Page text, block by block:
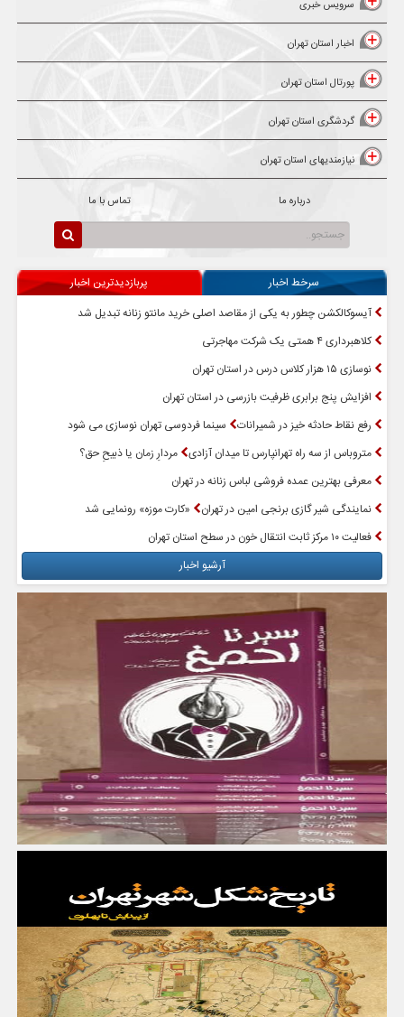
سرویس خبری
اخبار استان تهران
پورتال استان تهران
گردشگری استان تهران
نیازمندیهای استان تهران
درباره ما تماس با ما
سرخط اخبار
پربازدیدترین اخبار
آیسوکالکشن چطور به یکی از مقاصد اصلی خرید مانتو زنانه تبدیل شد
کلاهبرداری ۴ همتی یک شرکت مهاجرتی
نوسازی ۱۵ هزار کلاس درس در استان تهران
افزایش پنج برابری ظرفیت بازرسی در استان تهران
رفع نقاط حادثه خیز در شمیرانات
سینما فردوسی تهران نوسازی می شود
متروباس از سه راه تهرانپارس تا میدان آزادی مردارِ زمان یا ذبیحِ حق؟
معرفی بهترین عمده فروشی لباس زنانه در تهران
نمایندگی شیر گازی برنجی امین در تهران
«کارت موزه» رونمایی شد
فعالیت ۱۰ مرکز ثابت انتقال خون در سطح استان تهران
آرشیو اخبار